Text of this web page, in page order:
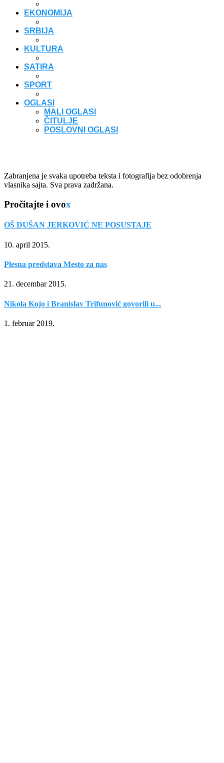
EKONOMIJA
SRBIJA
KULTURA
SATIRA
SPORT
OGLASI
MALI OGLASI
ČITULJE
POSLOVNI OGLASI
Zabranjena je svaka upotreba teksta i fotografija bez odobrenja
vlasnika sajta. Sva prava zadržana.
Pročitajte i ovox
OŠ DUŠAN JERKOVIĆ NE POSUSTAJE
10. april 2015.
Plesna predstava Mesto za nas
21. decembar 2015.
Nikola Kojo i Branislav Trifunović govorili u...
1. februar 2019.